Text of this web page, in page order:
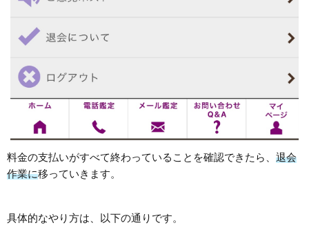
料金の支払いがすべて終わっていることを確認できたら、 退会
作業に移っていきます。
具体的なやり方は、以下の通りです。